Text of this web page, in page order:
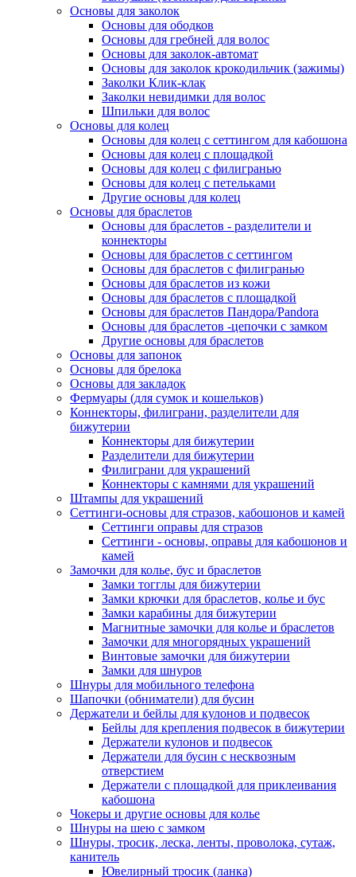
Основы для заколок
Основы для ободков
Основы для гребней для волос
Основы для заколок-автомат
Основы для заколок крокодильчик (зажимы)
Заколки Клик-клак
Заколки невидимки для волос
Шпильки для волос
Основы для колец
Основы для колец с сеттингом для кабошона
Основы для колец с площадкой
Основы для колец с филигранью
Основы для колец с петельками
Другие основы для колец
Основы для браслетов
Основы для браслетов - разделители и
коннекторы
Основы для браслетов с сеттингом
Основы для браслетов с филигранью
Основы для браслетов из кожи
Основы для браслетов с площадкой
Основы для браслетов Пандора/Pandora
Основы для браслетов -цепочки с замком
Другие основы для браслетов
Основы для запонок
Основы для брелока
Основы для закладок
Фермуары (для сумок и кошельков)
Коннекторы, филиграни, разделители для
бижутерии
Коннекторы для бижутерии
Разделители для бижутерии
Филиграни для украшений
Коннекторы с камнями для украшений
Штампы для украшений
Сеттинги-основы для стразов, кабошонов и камей
Сеттинги оправы для стразов
Сеттинги - основы, оправы для кабошонов и
камей
Замочки для колье, бус и браслетов
Замки тогглы для бижутерии
Замки крючки для браслетов, колье и бус
Замки карабины для бижутерии
Магнитные замочки для колье и браслетов
Замочки для многорядных украшений
Винтовые замочки для бижутерии
Замки для шнуров
Шнуры для мобильного телефона
Шапочки (обниматели) для бусин
Держатели и бейлы для кулонов и подвесок
Бейлы для крепления подвесок в бижутерии
Держатели кулонов и подвесок
Держатели для бусин с несквозным
отверстием
Держатели с площадкой для приклеивания
кабошона
Чокеры и другие основы для колье
Шнуры на шею с замком
Шнуры, тросик, леска, ленты, проволока, сутаж,
канитель
Ювелирный тросик (ланка)